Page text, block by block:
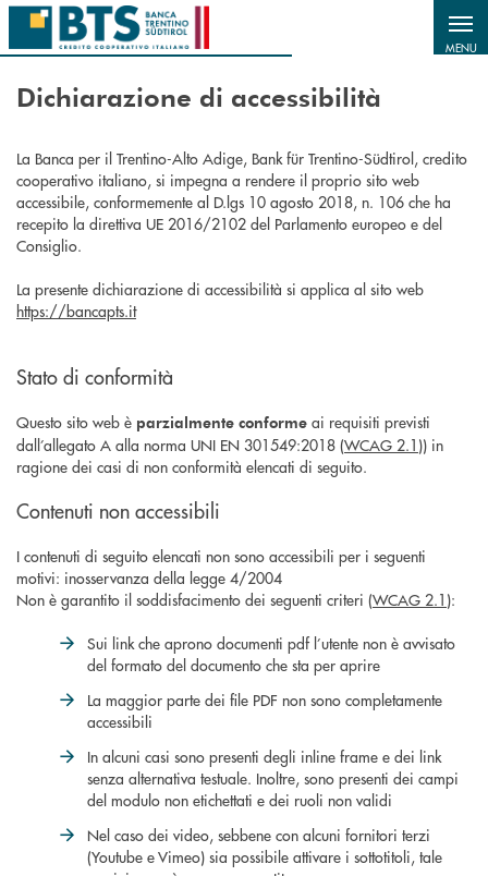
Salta al contenuto principale
MENU
Dichiarazione di accessibilità
La Banca per il Trentino-Alto Adige, Bank für Trentino-Südtirol, credito
cooperativo italiano, si impegna a rendere il proprio sito web
accessibile, conformemente al D.lgs 10 agosto 2018, n. 106 che ha
recepito la direttiva UE 2016/2102 del Parlamento europeo e del
Consiglio.
La presente dichiarazione di accessibilità si applica al sito web
https://bancapts.it
Stato di conformità
Questo sito web è parzialmente conforme ai requisiti previsti
dall’allegato A alla norma UNI EN 301549:2018 (WCAG 2.1 )) in
ragione dei casi di non conformità elencati di seguito.
Contenuti non accessibili
I contenuti di seguito elencati non sono accessibili per i seguenti
motivi: inosservanza della legge 4/2004
Non è garantito il soddisfacimento dei seguenti criteri (WCAG 2.1 ):
Sui link che aprono documenti pdf l’utente non è avvisato
del formato del documento che sta per aprire
La maggior parte dei file PDF non sono completamente
accessibili
In alcuni casi sono presenti degli inline frame e dei link
senza alternativa testuale. Inoltre, sono presenti dei campi
del modulo non etichettati e dei ruoli non validi
Nel caso dei video, sebbene con alcuni fornitori terzi
(Youtube e Vimeo) sia possibile attivare i sottotitoli, tale